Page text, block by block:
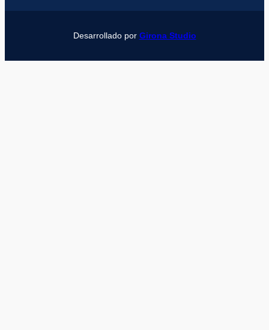
Desarrollado por Girona Studio